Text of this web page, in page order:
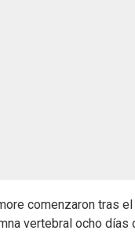
comenzaron tras
vertebral ocho